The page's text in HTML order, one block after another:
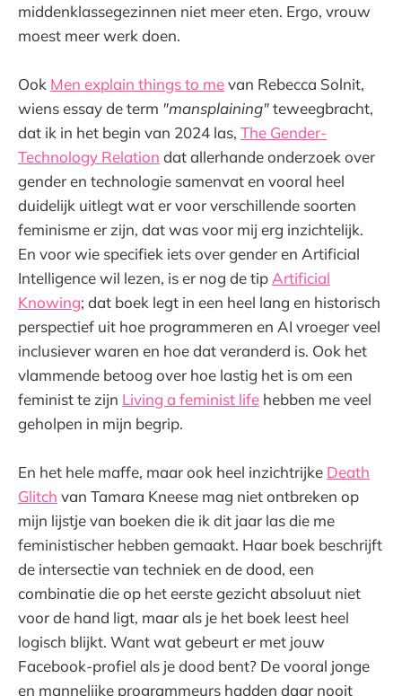
middenklassegezinnen niet meer eten. Ergo, vrouw
moest meer werk doen.
Ook Men explain things to mevan Rebecca Solnit,
wiens essay de term "mansplaining"teweegbracht,
dat ik in het begin van 2024 las, The Gender-
Technology Relation dat allerhande onderzoek over
gender en technologie samenvat en vooral heel
duidelijk uitlegt wat er voor verschillende soorten
feminisme er zijn, dat was voor mij erg inzichtelijk.
En voor wie specifiek iets over gender en Artificial
Intelligence wil lezen, is er nog de tip Artificial
Knowing; dat boek legt in een heel lang en historisch
perspectief uit hoe programmeren en AI vroeger veel
inclusiever waren en hoe dat veranderd is. Ook het
vlammende betoog over hoe lastig het is om een
feminist te zijn Living a feminist life hebben me veel
geholpen in mijn begrip.
En het hele maffe, maar ook heel inzichtrijke Death
Glitch van Tamara Kneese mag niet ontbreken op
mijn lijstje van boeken die ik dit jaar las die me
feministischer hebben gemaakt. Haar boek beschrijft
de intersectie van techniek en de dood, een
combinatie die op het eerste gezicht absoluut niet
voor de hand ligt, maar als je het boek leest heel
logisch blijkt. Want wat gebeurt er met jouw
Facebook-profiel als je dood bent? De vooral jonge
en mannelijke programmeurs hadden daar nooit